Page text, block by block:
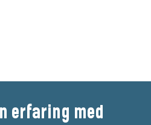
erfaring med